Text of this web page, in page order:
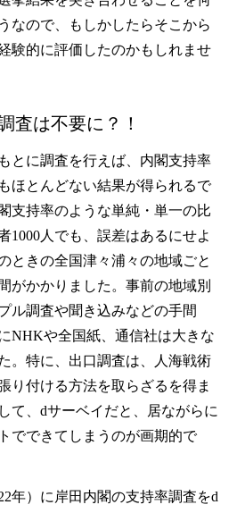
なので、もしかしたらそこから
験的に評価したのかもしれませ
査は不要に？！
とに調査を行えば、内閣支持率
ほとんどない結果が得られるで
支持率のような単純・単一の比
1000人でも、誤差はあるにせよ
ときの全国津々浦々の地域ごと
がかかりました。事前の地域別
ル調査や聞き込みなどの手間
NHKや全国紙、通信社は大きな
。特に、出口調査は、人海戦術
り付ける方法を取らざるを得ま
て、dサーベイだと、居ながらに
でできてしまうのが画期的で
年）に岸田内閣の支持率調査をd